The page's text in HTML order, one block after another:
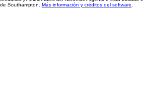
Southampton. Más información y créditos del software